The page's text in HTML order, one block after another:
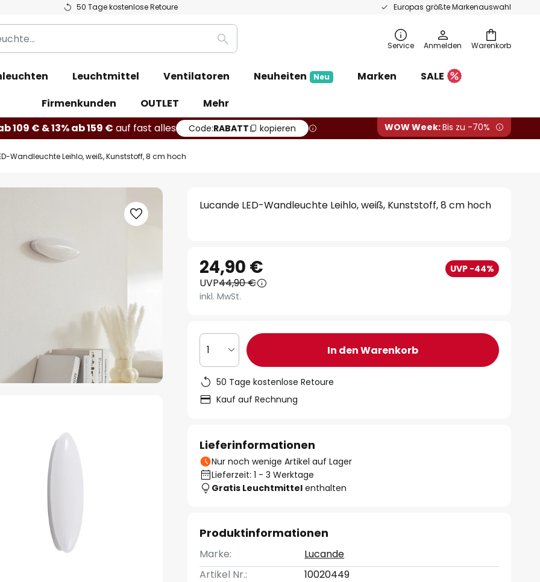
50 Tage kostenlose Retoure Europas größte Markenauswahl
Warenkorb
Suche Service Anmelden
Leuchtmittel Ventilatoren Neuheiten Neu Marken
SALE
Firmenkunden
OUTLET
Mehr
109 € & 13% ab 159 € auf fast alles Code:RABATT kopieren WOW Week:Bis zu -70%
Wandleuchte Leihlo, weiß, Kunststoff, 8 cm hoch
Lucande LED-Wandleuchte Leihlo, weiß, Kunststoff, 8 cm hoch
24,90 € UVP -44%
UVP44,90 €
inkl. MwSt.
1 In den Warenkorb
50 Tage kostenlose Retoure
Kauf auf Rechnung
Lieferinformationen
Nur noch wenige Artikel auf Lager
Lieferzeit: 1 - 3 Werktage
Gratis Leuchtmittel enthalten
Produktinformationen
Marke:
Lucande
Artikel Nr.:
10020449